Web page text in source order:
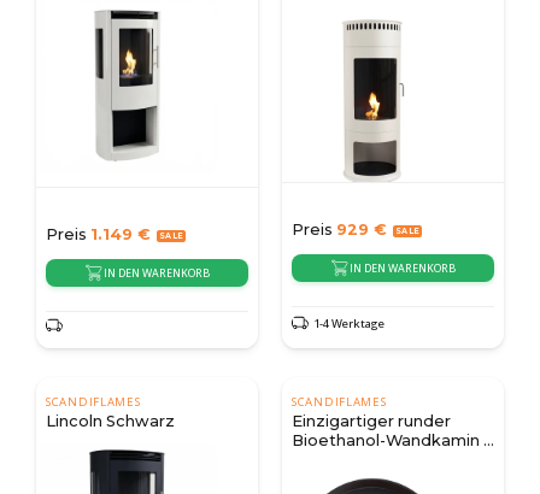
Preis 1.149 €
IN DEN WARENKORB
Preis 929 €
IN DEN WARENKORB
1-4 Werktage
SCANDIFLAMES
Lincoln Schwarz
SCANDIFLAMES
Einzigartiger runder
Bioethanol-Wandkamin -